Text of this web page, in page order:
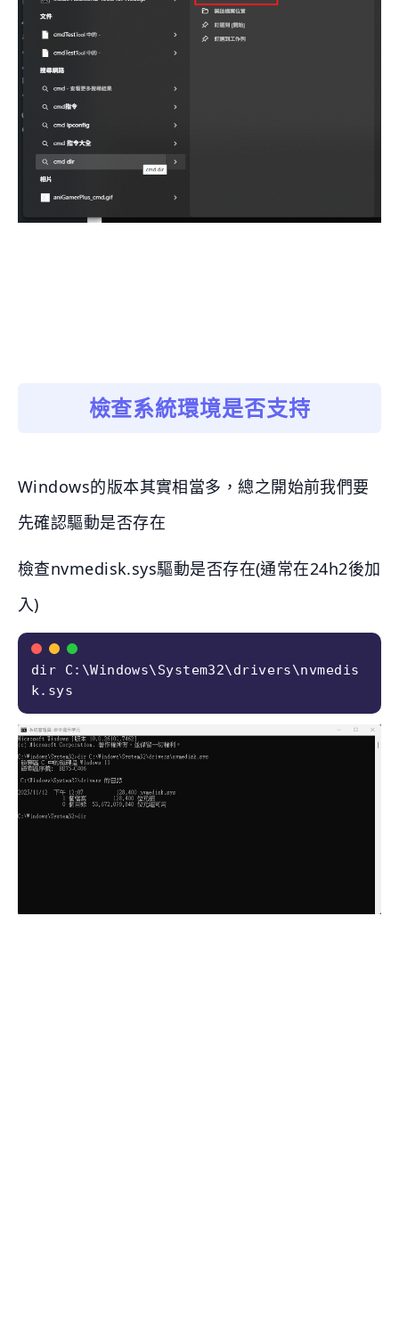
檢查系統環境是否支持
Windows的版本其實相當多，總之開始前我們要
先確認驅動是否存在
檢查nvmedisk.sys驅動是否存在(通常在24h2後加
入)
dir C:\Windows\System32\drivers\nvmedis
k.sys